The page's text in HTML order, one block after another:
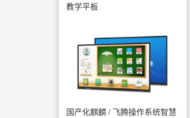
教学平板
国产化麒麟 / 飞腾操作系统智慧